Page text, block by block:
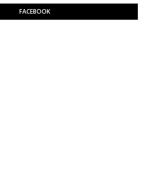
FACEBOOK